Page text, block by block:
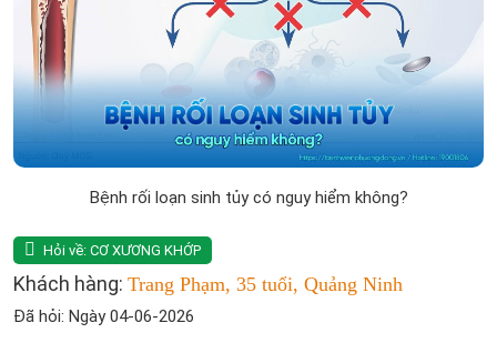
Bệnh rối loạn sinh tủy có nguy hiểm không?
Hỏi về: CƠ XƯƠNG KHỚP
Khách hàng: Trang Phạm, 35 tuổi, Quảng Ninh
Đã hỏi: Ngày 04-06-2026